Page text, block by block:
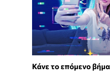
Κάνε το επόμενο